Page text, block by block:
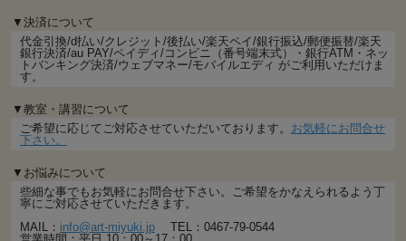
▼決済について
代金引換/d払い/クレジット/後払い/楽天ペイ/銀行振込/郵便振替/楽天
銀行決済/au PAY/ペイディ/コンビニ（番号端末式）・銀行ATM・ネッ
トバンキング決済/ウェブマネー/モバイルエディ がご利用いただけま
す。
▼教室・講習について
ご希望に応じてご対応させていただいております。 お気軽にお問合せ
下さい。
▼お悩みについて
些細な事でもお気軽にお問合せ下さい。ご希望をかなえられるよう丁
寧にご対応させていただきます。
MAIL： info@art-miyuki.jp TEL：0467-79-0544